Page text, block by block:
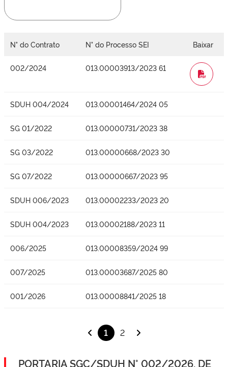
N° do Contrato N° do Processo SEI Baixar
002/2024 013.00003913/2023 61
WORD
SDUH 004/2024 013.00001464/2024 05
SG 01/2022 013.00000731/2023 38
SG 03/2022 013.00000668/2023 30
SG 07/2022 013.00000667/2023 95
SDUH 006/2023 013.00002233/2023 20
SDUH 004/2023 013.00002188/2023 11
006/2025 013.00008359/2024 99
007/2025 013.00003687/2025 80
001/2026 013.00008841/2025 18
1 2
PORTARIA SGC/SDUH N° 002/2026, DE